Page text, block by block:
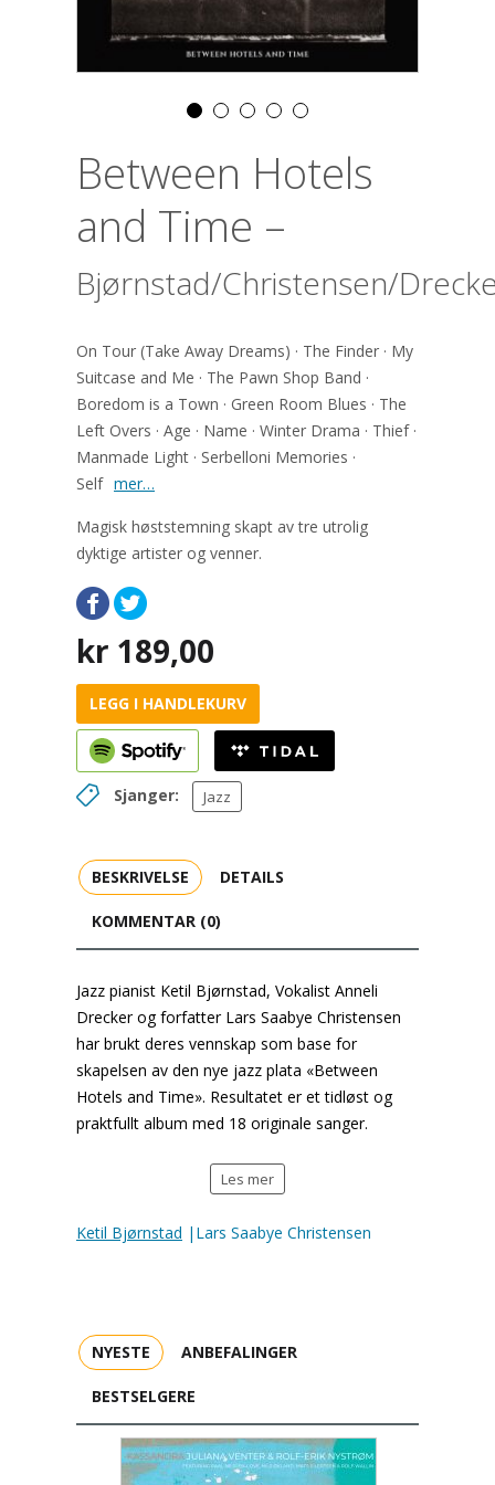
Between Hotels
and Time –
Bjørnstad/Christensen/
On Tour (Take Away Dreams) · The Finder · My
Suitcase and Me · The Pawn Shop Band ·
Boredom is a Town · Green Room Blues · The
Left Overs · Age · Name · Winter Drama · Thief ·
Manmade Light · Serbelloni Memories ·
Self mer…
Magisk høststemning skapt av tre utrolig
dyktige artister og venner.
kr 189,00
LEGG I HANDLEKURV
Sjanger: Jazz
BESKRIVELSE DETAILS
KOMMENTAR (0)
Jazz pianist Ketil Bjørnstad, Vokalist Anneli
Drecker og forfatter Lars Saabye Christensen
har brukt deres vennskap som base for
skapelsen av den nye jazz plata «Between
Hotels and Time». Resultatet er et tidløst og
praktfullt album med 18 originale sanger.
Les mer
Ketil Bjørnstad |Lars Saabye Christensen
NYESTE ANBEFALINGER
BESTSELGERE